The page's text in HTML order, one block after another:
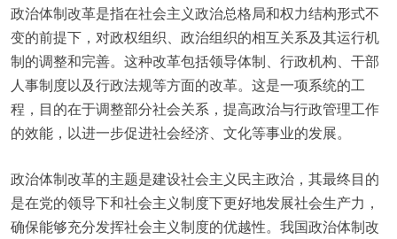
政治体制改革是指在社会主义政治总格局和权力结构形式不
变的前提下，对政权组织、政治组织的相互关系及其运行机
制的调整和完善。这种改革包括领导体制、行政机构、干部
人事制度以及行政法规等方面的改革。这是一项系统的工
程，目的在于调整部分社会关系，提高政治与行政管理工作
的效能，以进一步促进社会经济、文化等事业的发展。
政治体制改革的主题是建设社会主义民主政治，其最终目的
是在党的领导下和社会主义制度下更好地发展社会生产力，
确保能够充分发挥社会主义制度的优越性。我国政治体制改